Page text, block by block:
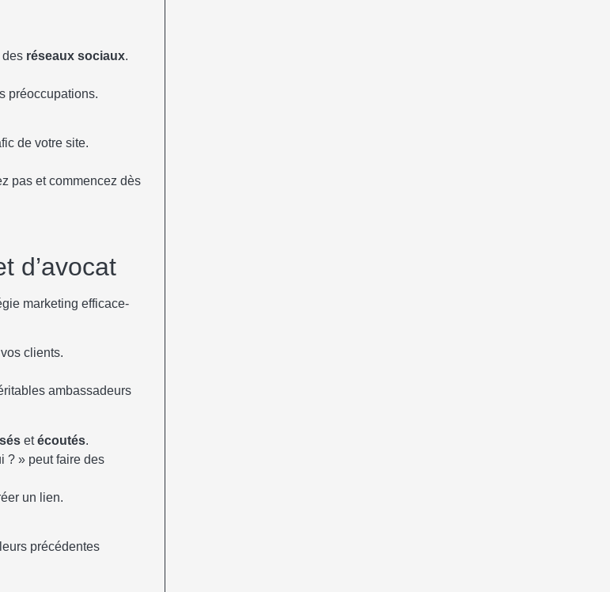
des réseaux sociaux.
préoccupations.
de votre site.
pas et commencez dès
d’avocat
clients.
ambassadeurs
etécoutés.
? » peut faire des
un lien.
précédentes